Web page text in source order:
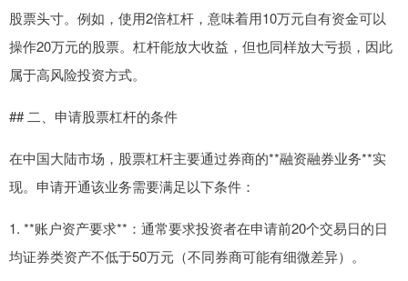
股票头寸。例如，使用2倍杠杆，意味着用10万元自有资金可以
操作20万元的股票。杠杆能放大收益，但也同样放大亏损，因此
属于高风险投资方式。
## 二、申请股票杠杆的条件
在中国大陆市场，股票杠杆主要通过券商的**融资融券业务**实
现。申请开通该业务需要满足以下条件：
1. **账户资产要求**：通常要求投资者在申请前20个交易日的日
均证券类资产不低于50万元（不同券商可能有细微差异）。